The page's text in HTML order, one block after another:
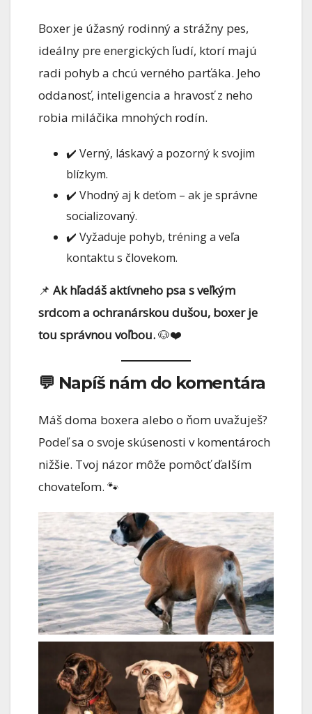
Boxer je úžasný rodinný a strážny pes,
ideálny pre energických ľudí, ktorí majú
radi pohyb a chcú verného parťáka. Jeho
oddanosť, inteligencia a hravosť z neho
robia miláčika mnohých rodín.
✔️ Verný, láskavý a pozorný k svojim
blízkym.
✔️ Vhodný aj k deťom – ak je správne
socializovaný.
✔️ Vyžaduje pohyb, tréning a veľa
kontaktu s človekom.
📌 Ak hľadáš aktívneho psa s veľkým
srdcom a ochranárskou dušou, boxer je
tou správnou voľbou.🐶❤️
💬 Napíš nám do komentára
Máš doma boxera alebo o ňom uvažuješ?
Podeľ sa o svoje skúsenosti v komentároch
nižšie. Tvoj názor môže pomôcť ďalším
chovateľom. 🐾